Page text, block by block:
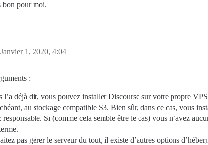
bon pour moi.
Janvier 1, 2020, 4:04
:
l’a déjà dit, vous pouvez installer Discourse sur votre propre
au stockage compatible S3. Bien sûr, dans ce cas, vous
responsable. Si (comme cela semble être le cas) vous n’avez
pas gérer le serveur du tout, il existe d’autres options